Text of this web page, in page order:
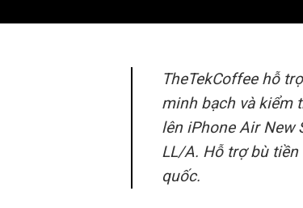
TheTekCoffee hỗ
minh bạch và kiểm
lên iPhone Air New
LL/A. Hỗ trợ bù
quốc.